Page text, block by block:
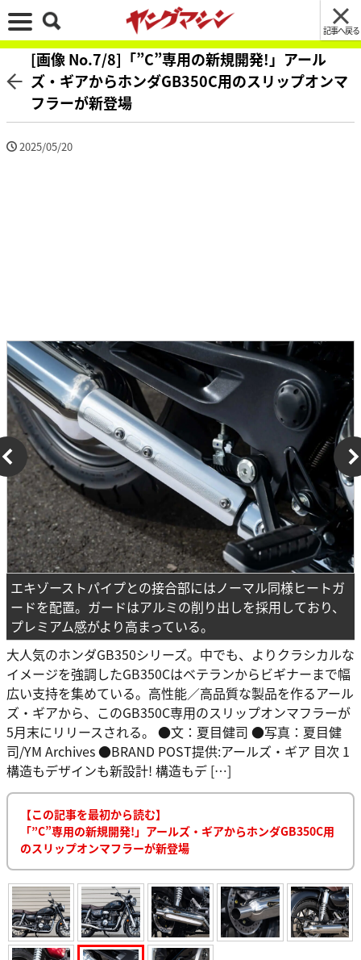
記事へ戻る
[画像 No.7/8]「”C”専用の新規開発!」アール
ズ・ギアからホンダGB350C用のスリップオンマ
フラーが新登場
2025/05/20
エキゾーストパイプとの接合部にはノーマル同様ヒートガ
ードを配置。ガードはアルミの削り出しを採用しており、
プレミアム感がより高まっている。
大人気のホンダGB350シリーズ。中でも、よりクラシカルな
イメージを強調したGB350Cはベテランからビギナーまで幅
広い支持を集めている。高性能／高品質な製品を作るアール
ズ・ギアから、このGB350C専用のスリップオンマフラーが
5月末にリリースされる。 ●文：夏目健司 ●写真：夏目健
司/YM Archives ●BRAND POST提供:アールズ・ギア 目次 1
構造もデザインも新設計! 構造もデ […]
【この記事を最初から読む】
「”C”専用の新規開発!」アールズ・ギアからホンダGB350C用
のスリップオンマフラーが新登場